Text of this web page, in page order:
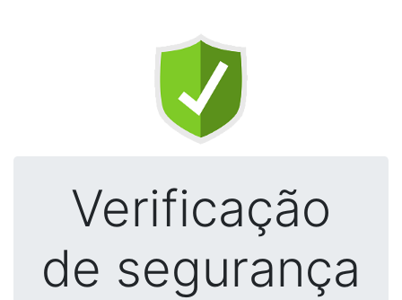
Verificação
de segurança